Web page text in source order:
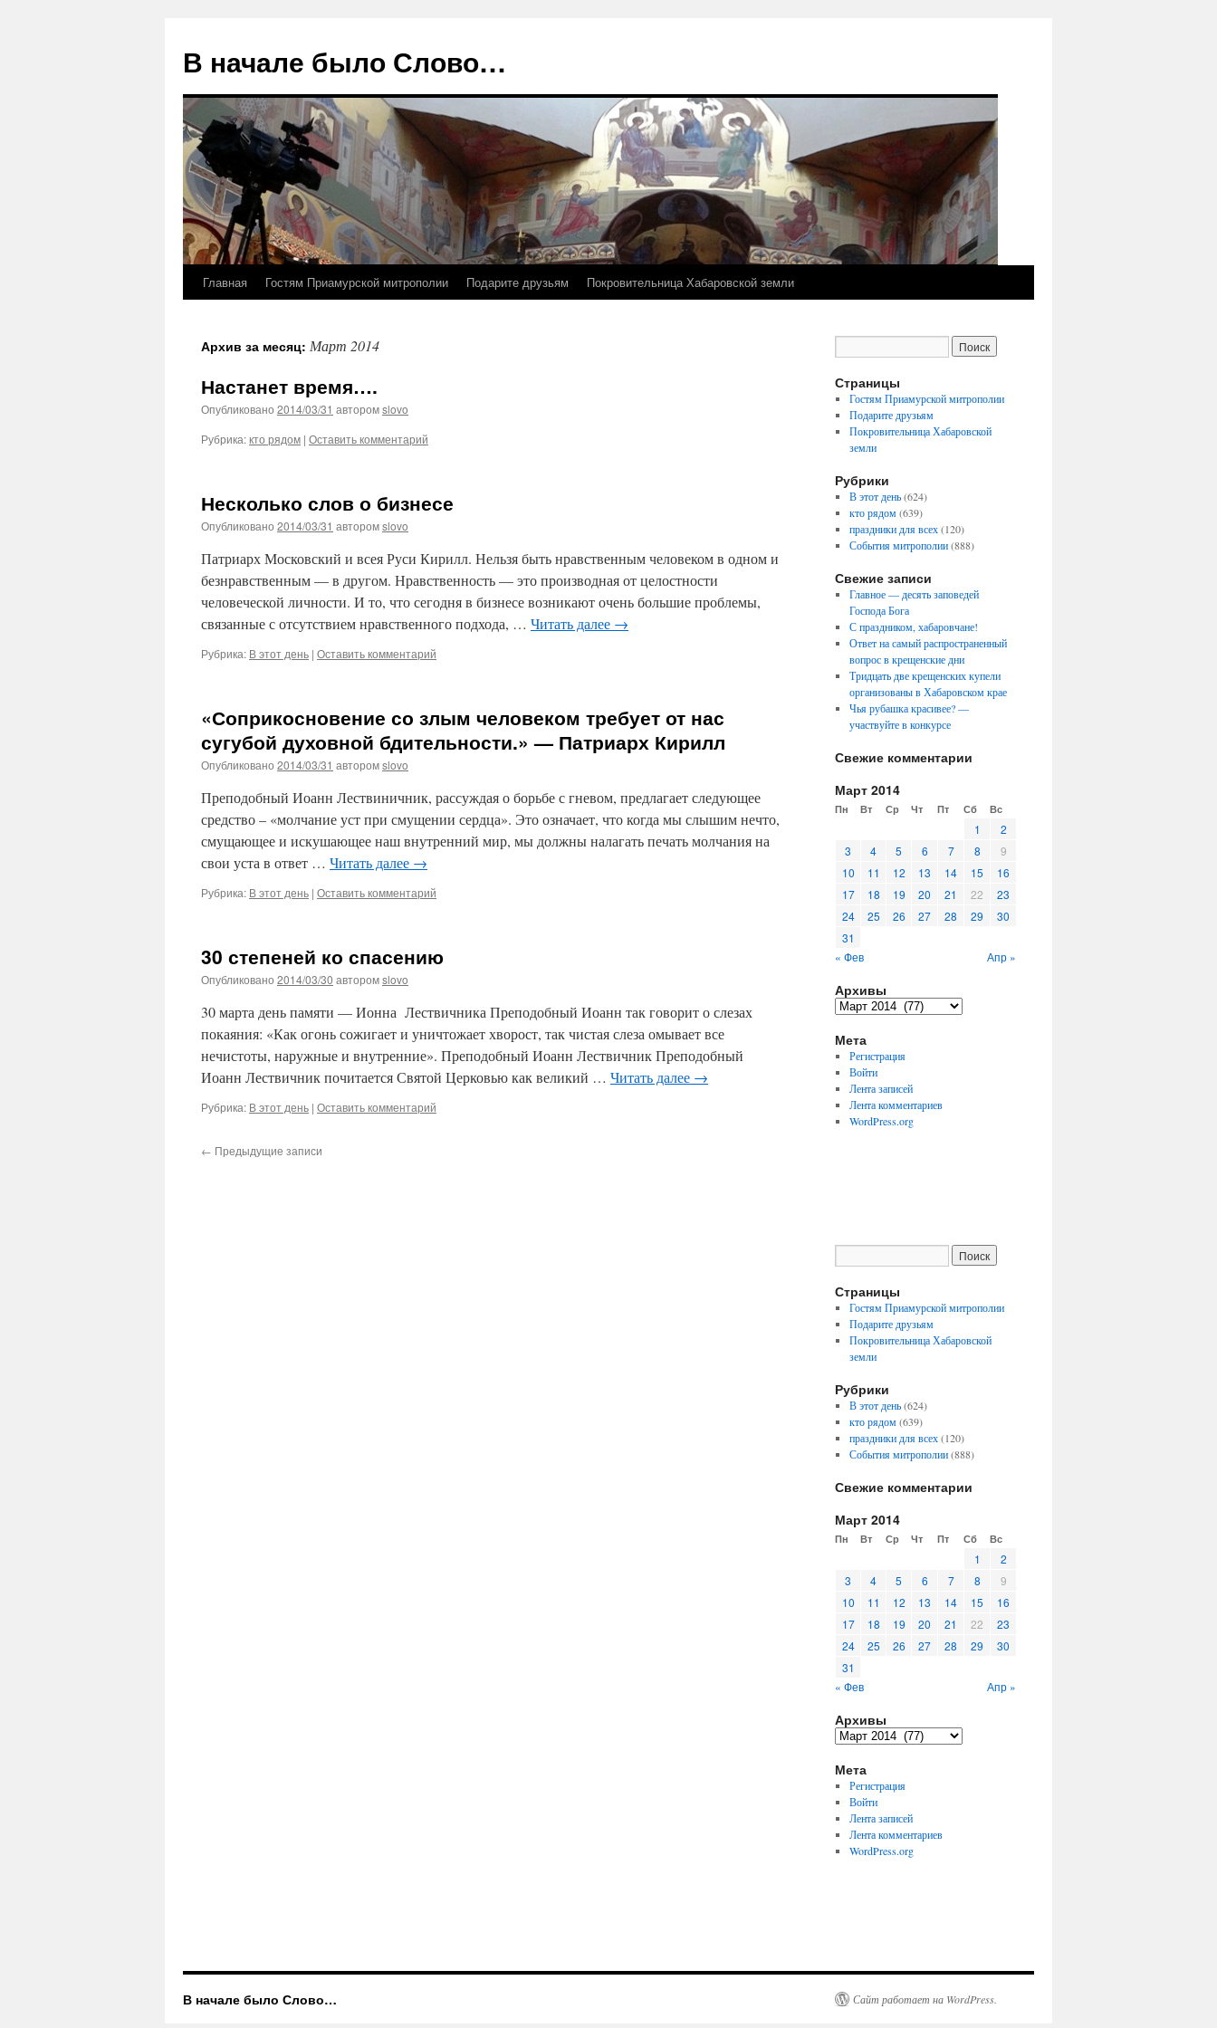
В начале было Слово…
Перейти
содержимому
Главная Гостям Приамурской митрополии Подарите друзьям Покровительница Хабаровской земли
Архив за месяц: Март 2014
Настанет время….
Опубликовано 2014/03/31 авторомslovo
Рубрика:кто рядом | Оставить комментарий
Несколько слов о бизнесе
Опубликовано 2014/03/31 авторомslovo
Патриарх Московский и всея Руси Кирилл. Нельзя быть нравственным человеком в одном и
безнравственным — в другом. Нравственность — это производная от целостности
человеческой личности. И то, что сегодня в бизнесе возникают очень большие проблемы,
связанные с отсутствием нравственного подхода, … Читать далее →
Рубрика: В этот день | Оставить комментарий
«Соприкосновение со злым человеком требует от нас
сугубой духовной бдительности.» — Патриарх Кирилл
Опубликовано 2014/03/31 авторомslovo
Преподобный Иоанн Лествиничник, рассуждая о борьбе с гневом, предлагает следующее
средство – «молчание уст при смущении сердца». Это означает, что когда мы слышим нечто,
смущающее и искушающее наш внутренний мир, мы должны налагать печать молчания на
свои уста в ответ … Читать далее →
Рубрика: В этот день | Оставить комментарий
30 степеней ко спасению
Опубликовано 2014/03/30 авторомslovo
30 марта день памяти — Ионна Лествичника Преподобный Иоанн так говорит о слезах
покаяния: «Как огонь сожигает и уничтожает хворост, так чистая слеза омывает все
нечистоты, наружные и внутренние». Преподобный Иоанн Лествичник Преподобный
Иоанн Лествичник почитается Святой Церковью как великий … Читать далее →
Рубрика: В этот день | Оставить комментарий
← Предыдущие записи
Страницы
Гостям Приамурской митрополии
Подарите друзьям
Покровительница Хабаровской
земли
Рубрики
В этот день(624)
кто рядом(639)
праздники для всех(120)
События митрополии(888)
Свежие записи
Главное — десять заповедей
Господа Бога
С праздником, хабаровчане!
Ответ на самый распространенный
вопрос в крещенские дни
Тридцать две крещенских купели
организованы в Хабаровском крае
Чья рубашка красивее? —
участвуйте в конкурсе
Свежие комментарии
Март 2014
Пн Вт Ср Чт Пт Сб Вс
1
2
3
4 5 6 7 8
9
10
11 12 13 14 15
16
17
18 19 20 21 22
23
24
25 26 27 28 29
30
31
« Фев
Апр »
Архивы
Архивы
Мета
Регистрация
Войти
Лента записей
Лента комментариев
WordPress.org
Страницы
Гостям Приамурской митрополии
Подарите друзьям
Покровительница Хабаровской
земли
Рубрики
В этот день(624)
кто рядом(639)
праздники для всех(120)
События митрополии(888)
Свежие комментарии
Март 2014
Пн Вт Ср Чт Пт Сб Вс
1
2
3
4 5 6 7 8
9
10
11 12 13 14 15
16
17
18 19 20 21 22
23
24
25 26 27 28 29
30
31
« Фев
Апр »
Архивы
Архивы
Мета
Регистрация
Войти
Лента записей
Лента комментариев
WordPress.org
В начале было Слово… Сайт работает на WordPress.